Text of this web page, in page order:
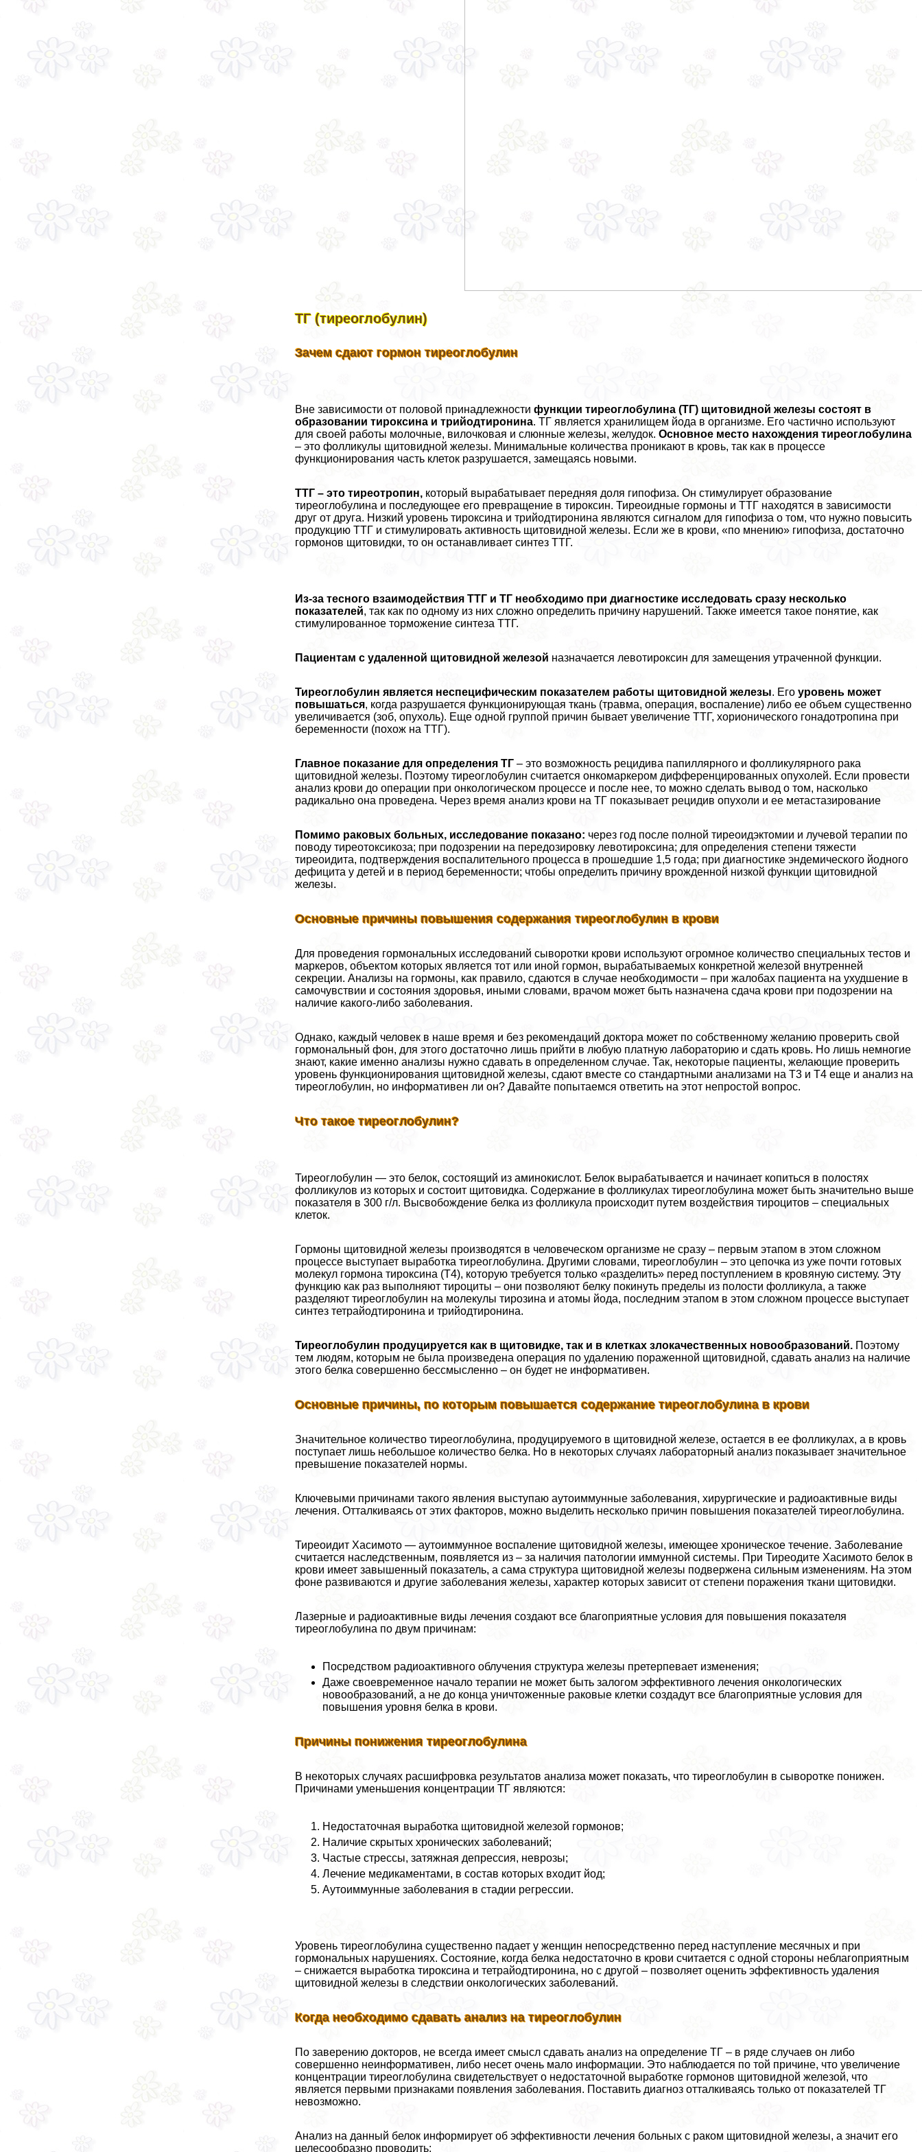
ТГ (тиреоглобулин)
Зачем сдают гормон тиреоглобулин
Вне зависимости от половой принадлежностифункции тиреоглобулина (ТГ) щитовидной железы состоят в
образовании тироксина и трийодтиронина. ТГ является хранилищем йода в организме. Его частично используют
для своей работы молочные, вилочковая и слюнные железы, желудок.Основное место нахождения тиреоглобулина
– это фолликулы щитовидной железы. Минимальные количества проникают в кровь, так как в процессе
функционирования часть клеток разрушается, замещаясь новыми.
ТТГ – это тиреотропин, который вырабатывает передняя доля гипофиза. Он стимулирует образование
тиреоглобулина и последующее его превращение в тироксин. Тиреоидные гормоны и ТТГ находятся в зависимости
друг от друга. Низкий уровень тироксина и трийодтиронина являются сигналом для гипофиза о том, что нужно повысить
продукцию ТТГ и стимулировать активность щитовидной железы. Если же в крови, «по мнению» гипофиза, достаточно
гормонов щитовидки, то он останавливает синтез ТТГ.
Из-за тесного взаимодействия ТТГ и ТГ необходимо при диагностике исследовать сразу несколько
показателей, так как по одному из них сложно определить причину нарушений. Также имеется такое понятие, как
стимулированное торможение синтеза ТТГ.
Пациентам с удаленной щитовидной железой назначается левотироксин для замещения утраченной функции.
Тиреоглобулин является неспецифическим показателем работы щитовидной железы. Егоуровень может
повышаться, когда разрушается функционирующая ткань (травма, операция, воспаление) либо ее объем существенно
увеличивается (зоб, опухоль). Еще одной группой причин бывает увеличение ТТГ, хорионического гонадотропина при
беременности (похож на ТТГ).
Главное показание для определения ТГ – это возможность рецидива папиллярного и фолликулярного рака
щитовидной железы. Поэтому тиреоглобулин считается онкомаркером дифференцированных опухолей. Если провести
анализ крови до операции при онкологическом процессе и после нее, то можно сделать вывод о том, насколько
радикально она проведена. Через время анализ крови на ТГ показывает рецидив опухоли и ее метастазирование
Помимо раковых больных, исследование показано: через год после полной тиреоидэктомии и лучевой терапии по
поводу тиреотоксикоза; при подозрении на передозировку левотироксина; для определения степени тяжести
тиреоидита, подтверждения воспалительного процесса в прошедшие 1,5 года; при диагностике эндемического йодного
дефицита у детей и в период беременности; чтобы определить причину врожденной низкой функции щитовидной
железы.
Основные причины повышения содержания тиреоглобулин в крови
Для проведения гормональных исследований сыворотки крови используют огромное количество специальных тестов и
маркеров, объектом которых является тот или иной гормон, вырабатываемых конкретной железой внутренней
секреции. Анализы на гормоны, как правило, сдаются в случае необходимости – при жалобах пациента на ухудшение в
самочувствии и состояния здоровья, иными словами, врачом может быть назначена сдача крови при подозрении на
наличие какого-либо заболевания.
Однако, каждый человек в наше время и без рекомендаций доктора может по собственному желанию проверить свой
гормональный фон, для этого достаточно лишь прийти в любую платную лабораторию и сдать кровь. Но лишь немногие
знают, какие именно анализы нужно сдавать в определенном случае. Так, некоторые пациенты, желающие проверить
уровень функционирования щитовидной железы, сдают вместе со стандартными анализами на Т3 и Т4 еще и анализ на
тиреоглобулин, но информативен ли он? Давайте попытаемся ответить на этот непростой вопрос.
Что такое тиреоглобулин?
Тиреоглобулин — это белок, состоящий из аминокислот. Белок вырабатывается и начинает копиться в полостях
фолликулов из которых и состоит щитовидка. Содержание в фолликулах тиреоглобулина может быть значительно выше
показателя в 300 г/л. Высвобождение белка из фолликула происходит путем воздействия тироцитов – специальных
клеток.
Гормоны щитовидной железы производятся в человеческом организме не сразу – первым этапом в этом сложном
процессе выступает выработка тиреоглобулина. Другими словами, тиреоглобулин – это цепочка из уже почти готовых
молекул гормона тироксина (Т4), которую требуется только «разделить» перед поступлением в кровяную систему. Эту
функцию как раз выполняют тироциты – они позволяют белку покинуть пределы из полости фолликула, а также
разделяют тиреоглобулин на молекулы тирозина и атомы йода, последним этапом в этом сложном процессе выступает
синтез тетрайодтиронина и трийодтиронина.
Тиреоглобулин продуцируется как в щитовидке, так и в клетках злокачественных новообразований. Поэтому
тем людям, которым не была произведена операция по удалению пораженной щитовидной, сдавать анализ на наличие
этого белка совершенно бессмысленно – он будет не информативен.
Основные причины, по которым повышается содержание тиреоглобулина в крови
Значительное количество тиреоглобулина, продуцируемого в щитовидной железе, остается в ее фолликулах, а в кровь
поступает лишь небольшое количество белка. Но в некоторых случаях лабораторный анализ показывает значительное
превышение показателей нормы.
Ключевыми причинами такого явления выступаю аутоиммунные заболевания, хирургические и радиоактивные виды
лечения. Отталкиваясь от этих факторов, можно выделить несколько причин повышения показателей тиреоглобулина.
Тиреоидит Хасимото — аутоиммунное воспаление щитовидной железы, имеющее хроническое течение. Заболевание
считается наследственным, появляется из – за наличия патологии иммунной системы. При Тиреодите Хасимото белок в
крови имеет завышенный показатель, а сама структура щитовидной железы подвержена сильным изменениям. На этом
фоне развиваются и другие заболевания железы, характер которых зависит от степени поражения ткани щитовидки.
Лазерные и радиоактивные виды лечения создают все благоприятные условия для повышения показателя
тиреоглобулина по двум причинам:
Посредством радиоактивного облучения структура железы претерпевает изменения;
Даже своевременное начало терапии не может быть залогом эффективного лечения онкологических
новообразований, а не до конца уничтоженные раковые клетки создадут все благоприятные условия для
повышения уровня белка в крови.
Причины понижения тиреоглобулина
В некоторых случаях расшифровка результатов анализа может показать, что тиреоглобулин в сыворотке понижен.
Причинами уменьшения концентрации ТГ являются:
Недостаточная выработка щитовидной железой гормонов;
Наличие скрытых хронических заболеваний;
Частые стрессы, затяжная депрессия, неврозы;
Лечение медикаментами, в состав которых входит йод;
Аутоиммунные заболевания в стадии регрессии.
Уровень тиреоглобулина существенно падает у женщин непосредственно перед наступление месячных и при
гормональных нарушениях. Состояние, когда белка недостаточно в крови считается с одной стороны неблагоприятным
– снижается выработка тироксина и тетрайодтиронина, но с другой – позволяет оценить эффективность удаления
щитовидной железы в следствии онкологических заболеваний.
Когда необходимо сдавать анализ на тиреоглобулин
По заверению докторов, не всегда имеет смысл сдавать анализ на определение ТГ – в ряде случаев он либо
совершенно неинформативен, либо несет очень мало информации. Это наблюдается по той причине, что увеличение
концентрации тиреоглобулина свидетельствует о недостаточной выработке гормонов щитовидной железой, что
является первыми признаками появления заболевания. Поставить диагноз отталкиваясь только от показателей ТГ
невозможно.
Анализ на данный белок информирует об эффективности лечения больных с раком щитовидной железы, а значит его
целесообразно проводить: